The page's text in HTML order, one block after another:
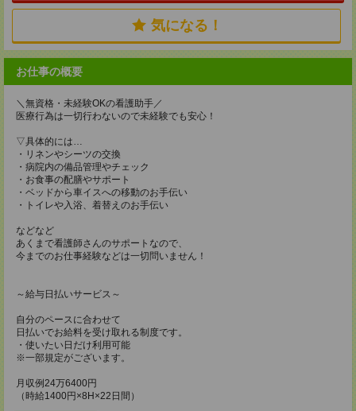
気になる！
お仕事の概要
＼無資格・未経験OKの看護助手／
医療行為は一切行わないので未経験でも安心！
▽具体的には…
・リネンやシーツの交換
・病院内の備品管理やチェック
・お食事の配膳やサポート
・ベッドから車イスへの移動のお手伝い
・トイレや入浴、着替えのお手伝い
などなど
あくまで看護師さんのサポートなので、
今までのお仕事経験などは一切問いません！
～給与日払いサービス～
自分のペースに合わせて
日払いでお給料を受け取れる制度です。
・使いたい日だけ利用可能
※一部規定がございます。
月収例24万6400円
（時給1400円×8H×22日間）